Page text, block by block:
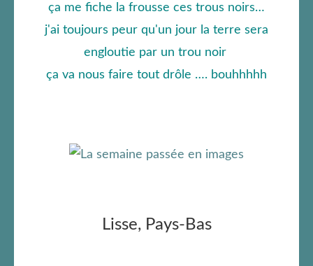
ça me fiche la frousse ces trous noirs…
j'ai toujours peur qu'un jour la terre sera
engloutie par un trou noir
ça va nous faire tout drôle …. bouhhhhh
Lisse, Pays-Bas